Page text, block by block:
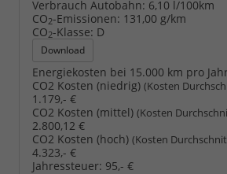
Verbrauch Autobahn: 6,10 l/100km
CO2-Emissionen: 131,00 g/km
CO2-Klasse: D
Download
Energiekosten bei 15.000 km pro
CO2 Kosten (niedrig) (Kosten
1.179,- €
CO2 Kosten (mittel) (Kosten
2.800,12 €
CO2 Kosten (hoch) (Kosten
4.323,- €
Jahressteuer: 95,- €